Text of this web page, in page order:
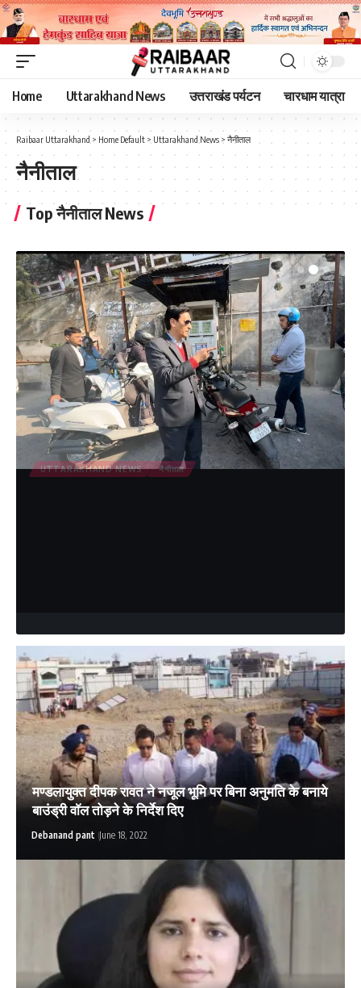
Home Uttarakhand News उत्तराखंड पर्यटन चारधाम यात्रा
Raibaar Uttarakhand > Home Default > Uttarakhand News > नैनीताल
नैनीताल
Top नैनीताल News
UTTARAKHAND NEWS नैनीताल
मण्डलायुक्त दीपक रावत ने नजूल भूमि पर बिना अनुमति के बनाये
बाउंड्री वाॅल तोड़ने के निर्देश दिए
Debanand pant June 18, 2022